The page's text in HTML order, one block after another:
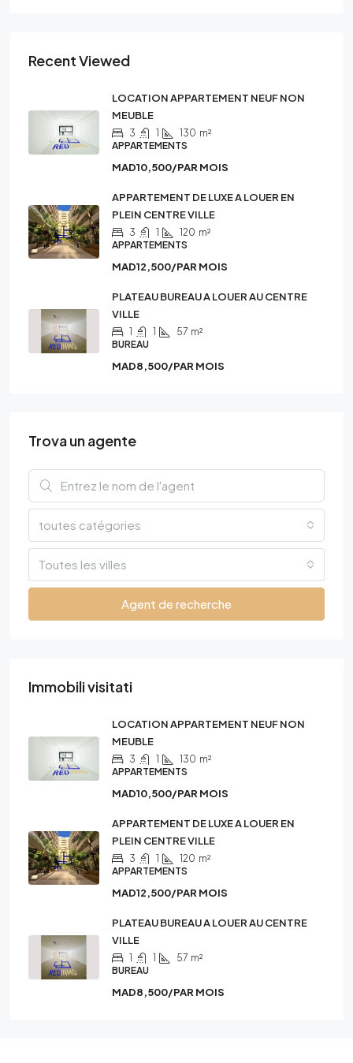
Recent Viewed
LOCATION APPARTEMENT NEUF NON
MEUBLE
3 1 130 m²
APPARTEMENTS
MAD10,500/PAR MOIS
APPARTEMENT DE LUXE A LOUER EN
PLEIN CENTRE VILLE
3 1 120 m²
APPARTEMENTS
MAD12,500/PAR MOIS
PLATEAU BUREAU A LOUER AU CENTRE
VILLE
1 1 57 m²
BUREAU
MAD8,500/PAR MOIS
Trova un agente
toutes catégories
Toutes les villes
Agent de recherche
Immobili visitati
LOCATION APPARTEMENT NEUF NON
MEUBLE
3 1 130 m²
APPARTEMENTS
MAD10,500/PAR MOIS
APPARTEMENT DE LUXE A LOUER EN
PLEIN CENTRE VILLE
3 1 120 m²
APPARTEMENTS
MAD12,500/PAR MOIS
PLATEAU BUREAU A LOUER AU CENTRE
VILLE
1 1 57 m²
BUREAU
MAD8,500/PAR MOIS